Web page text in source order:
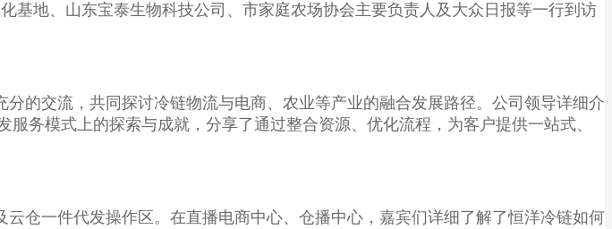
基地、山东宝泰生物科技公司、市家庭农场协会主要负责人及大众日报等一行到访
的交流，共同探讨冷链物流与电商、农业等产业的融合发展路径。公司领导详细介
务模式上的探索与成就，分享了通过整合资源、优化流程，为客户提供一站式、
仓一件代发操作区。在直播电商中心、仓播中心，嘉宾们详细了解了恒洋冷链如何